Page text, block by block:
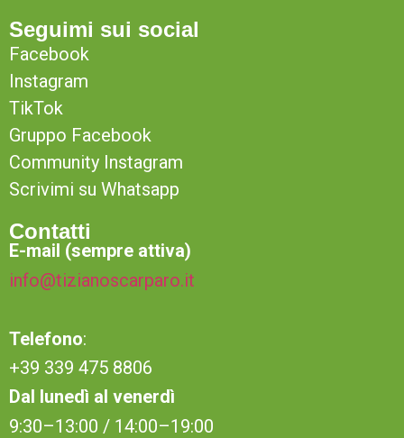
Seguimi sui social
Facebook
Instagram
TikTok
Gruppo Facebook
Community Instagram
Scrivimi su Whatsapp
Contatti
E-mail (sempre attiva)
info@tizianoscarparo.it
Telefono:
+39 339 475 8806
Dal lunedì al venerdì
9:30–13:00 / 14:00–19:00